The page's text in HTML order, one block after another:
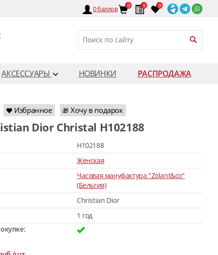
0баллов 0 0 0
АКСЕССУАРЫ НОВИНКИ
РАСПРОДАЖА
Избранное 🎁 Хочу в подарок
Dior Christal H102188
H102188
Женская
Часовая мануфактура "Zolant&co"
(Бельгия)
Christian Dior
1 год